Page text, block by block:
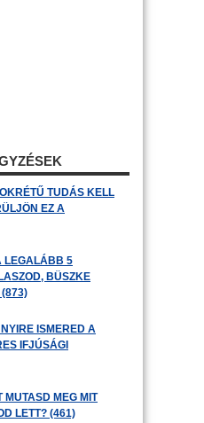
TUDÁS KELL
EZ A
LEGALÁBB 5
BÜSZKE
(873)
ISMERED A
IFJÚSÁGI
MUTASD MEG MIT
LETT? (461)